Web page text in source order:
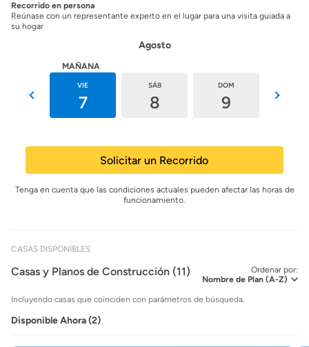
Recorrido en persona
Reúnase con un representante experto en el lugar para una visita guiada a
su hogar
Agosto
MAÑANA
VIE
7
SÁB
8
DOM
9
Solicitar un Recorrido
Tenga en cuenta que las condiciones actuales pueden afectar las horas de
funcionamiento.
CASAS DISPONIBLES
Ordenar por:
Casas y Planos de Construcción (11)
Incluyendo casas que coinciden con parámetros de búsqueda.
Disponible Ahora (2)